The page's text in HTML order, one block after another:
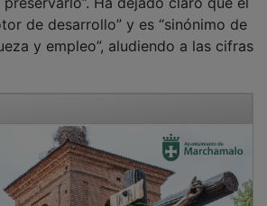
de desarrollo” y es “sinónimo de
y empleo”, aludiendo a las cifras